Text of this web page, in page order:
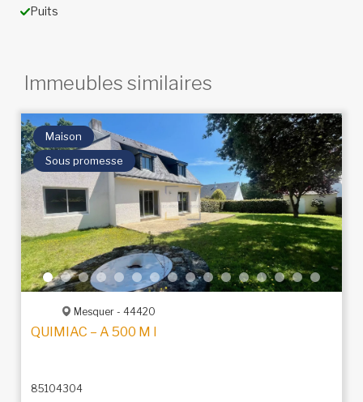
Puits
Immeubles similaires
Maison
Sous promesse
Mesquer - 44420
QUIMIAC – A 500 M DE LA PLAGE DE LANSÉRIA
85104304